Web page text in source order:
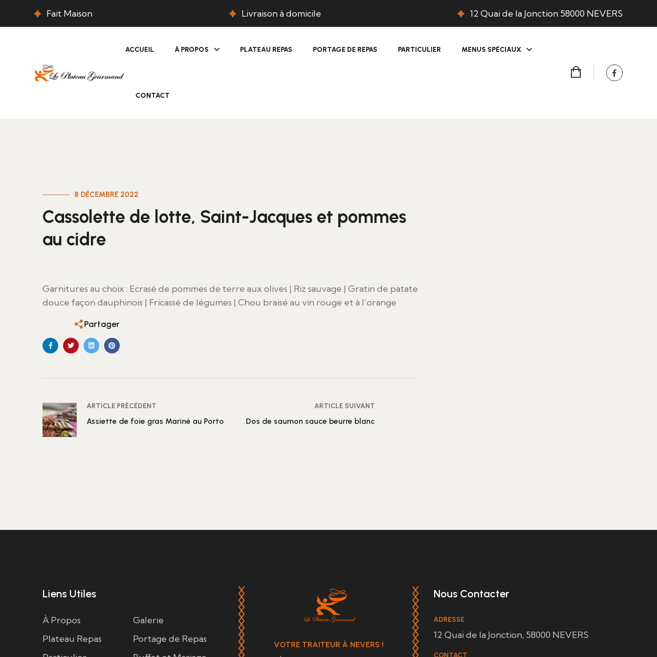
Fait Maison Livraison à domicile 12 Quai de la Jonction 58000 NEVERS
ACCUEIL À PROPOS PLATEAU REPAS PORTAGE DE REPAS PARTICULIER MENUS SPÉCIAUX
CONTACT
8 DÉCEMBRE 2022
Cassolette de lotte, Saint-Jacques et pommes
au cidre
Garnitures au choix : Ecrasé de pommes de terre aux olives | Riz sauvage | Gratin de patate
douce façon dauphinois | Fricassé de légumes | Chou braisé au vin rouge et à l’orange
Partager
ARTICLE PRÉCÉDENT
Assiette de foie gras Mariné au Porto
ARTICLE SUIVANT
Dos de saumon sauce beurre blanc
Liens Utiles
À Propos
Galerie
Plateau Repas
Portage de Repas
VOTRE TRAITEUR À NEVERS !
Nous Contacter
ADRESSE
12 Quai de la Jonction, 58000 NEVERS
CONTACT